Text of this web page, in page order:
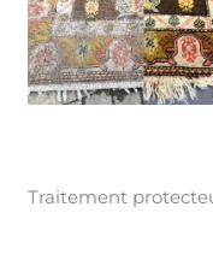
Traitement